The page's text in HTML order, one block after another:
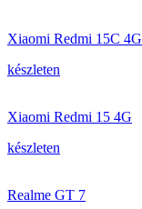
Xiaomi Redmi 15C 4G
készleten
Xiaomi Redmi 15 4G
készleten
Realme GT 7